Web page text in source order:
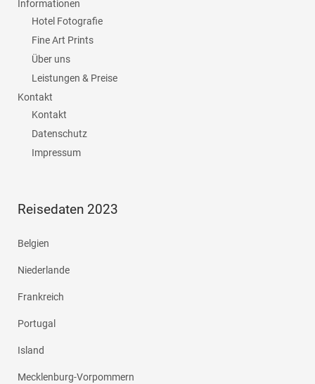
Informationen
Hotel Fotografie
Fine Art Prints
Über uns
Leistungen & Preise
Kontakt
Kontakt
Datenschutz
Impressum
Reisedaten 2023
Belgien
Niederlande
Frankreich
Portugal
Island
Mecklenburg-Vorpommern